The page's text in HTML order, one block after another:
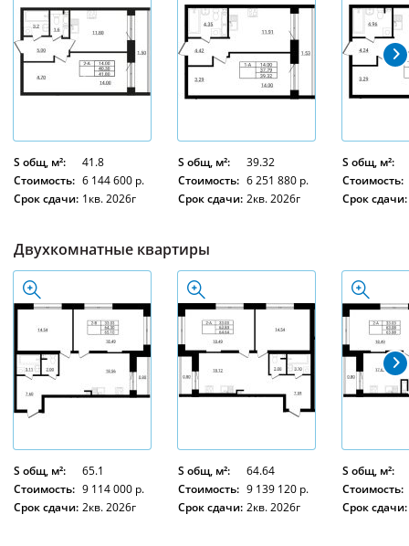
S общ, м²:
41.8
Стоимость: 6 144 600 р.
Срок сдачи: 1кв. 2026г
S общ, м²:
39.32
Стоимость: 6 251 880 р.
Срок сдачи: 2кв. 2026г
S общ, м²:
Стоимость:
Срок сдачи:
Двухкомнатные квартиры
S общ, м²:
65.1
Стоимость: 9 114 000 р.
Срок сдачи: 2кв. 2026г
S общ, м²:
64.64
Стоимость: 9 139 120 р.
Срок сдачи: 2кв. 2026г
S общ, м²:
Стоимость:
Срок сдачи: